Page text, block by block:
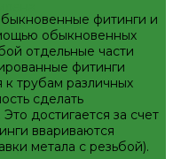
ПП
фитинги и
обыкновенных
отдельные части
фитинги
трубам различных
сделать
достигается за счет
ввариваются
метала с резьбой).